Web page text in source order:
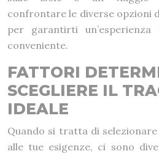
confrontare le diverse opzioni
per garantirti
conveniente.
FATTORI
SCEGLIERE IL
IDEALE
Quando si tratta di
alle tue esigenze, ci sono